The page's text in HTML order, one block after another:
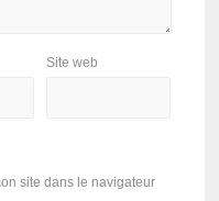
Site web
site dans le navigateur